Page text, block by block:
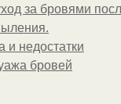
за бровями
и недостатки
бровей